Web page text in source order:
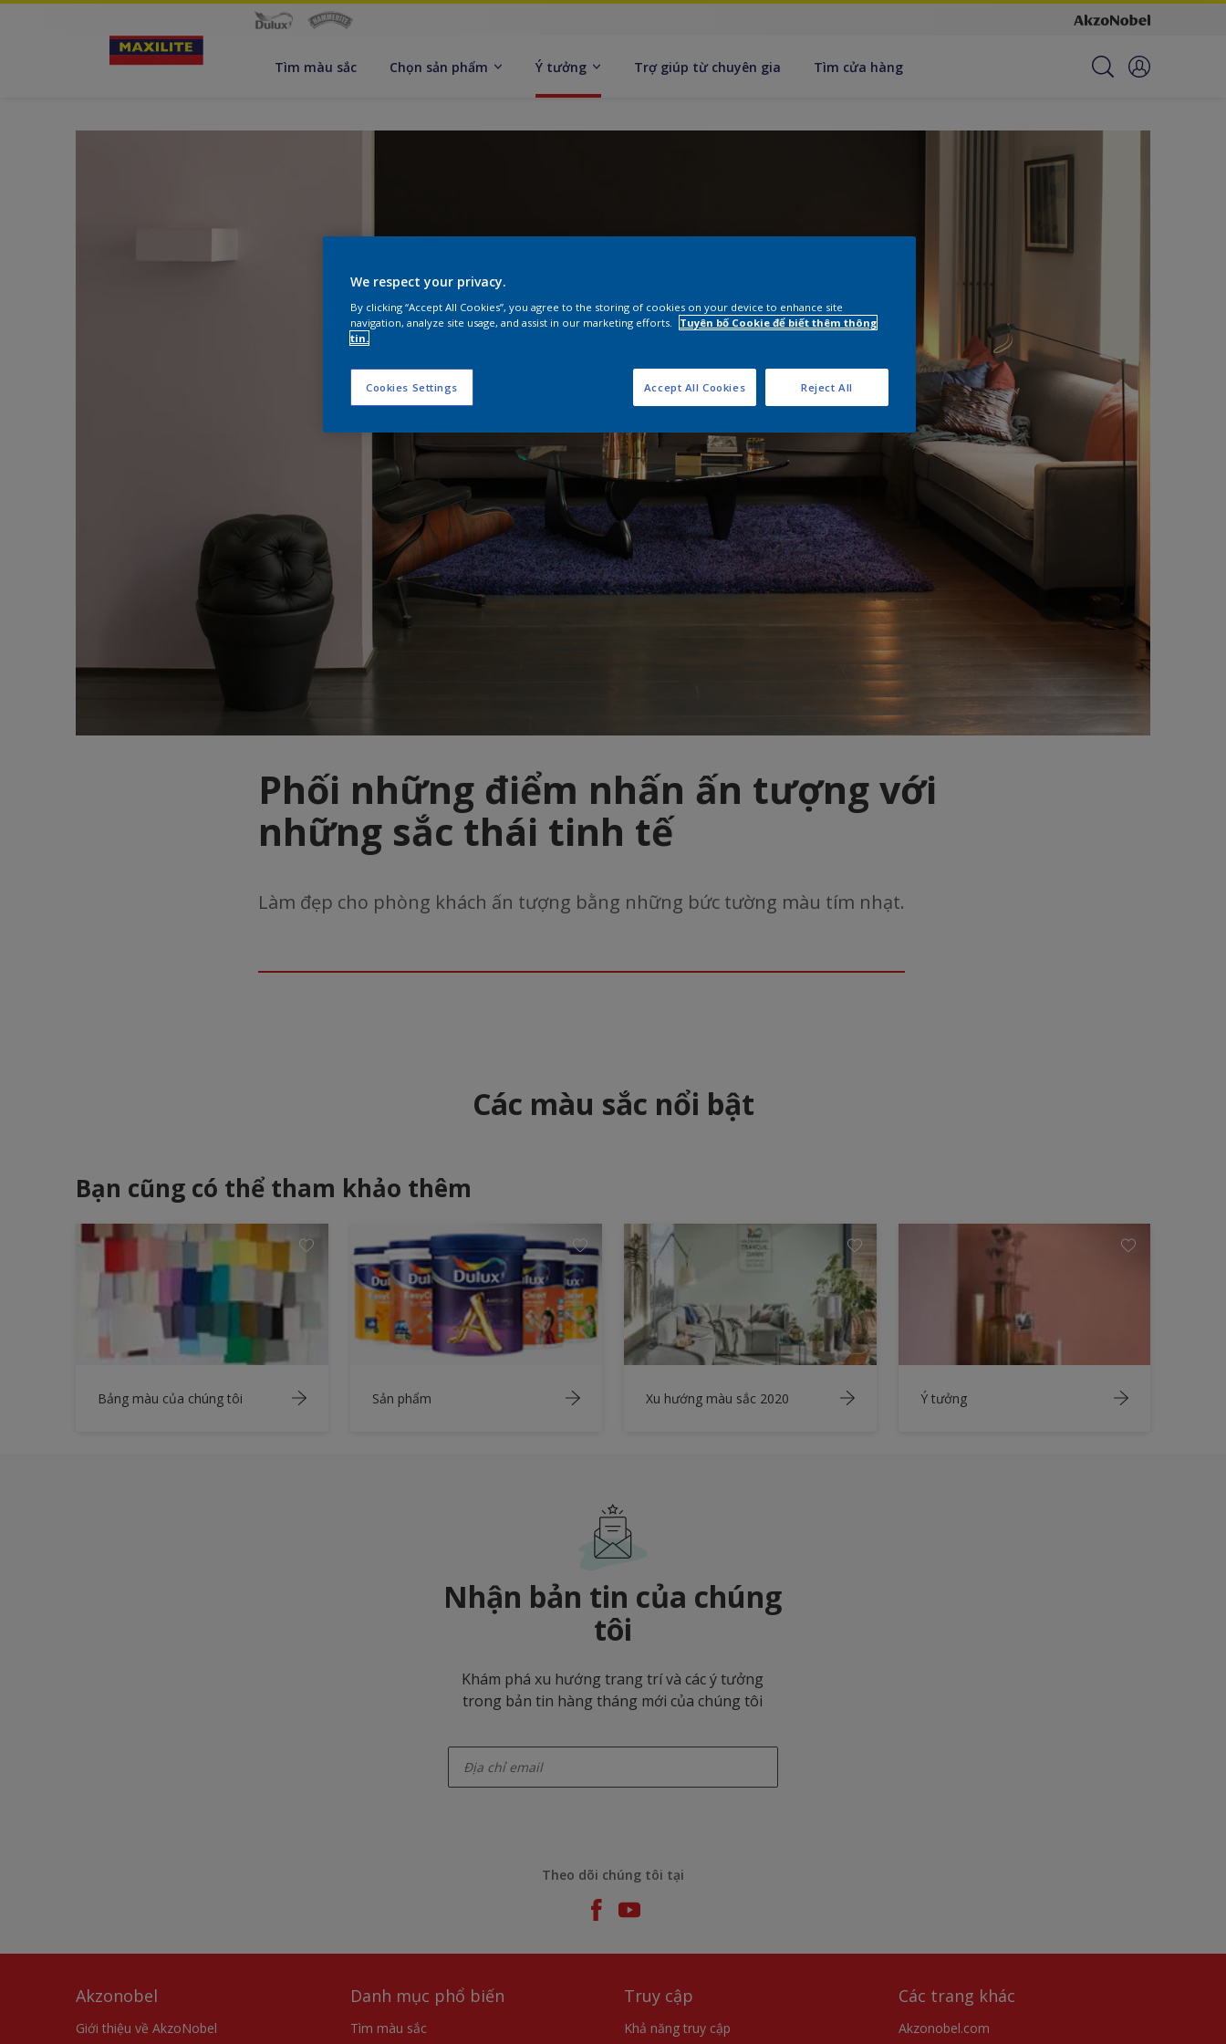
Tìm màu sắc Chọn sản phẩm Ý tưởng Trợ giúp từ chuyên gia Tìm cửa hàng
Phối những điểm nhấn ấn tượng với
những sắc thái tinh tế
Làm đẹp cho phòng khách ấn tượng bằng những bức tường màu tím nhạt.
Các màu sắc nổi bật
Bạn cũng có thể tham khảo thêm
Bảng màu của chúng tôi Sản phẩm Xu hướng màu sắc 2020 Ý tưởng
Nhận bản tin của chúng
tôi
Khám phá xu hướng trang trí và các ý tưởng
trong bản tin hàng tháng mới của chúng tôi
Theo dõi chúng tôi tại
Akzonobel
Giới thiệu về AkzoNobel
Danh mục phổ biến
Tìm màu sắc
Truy cập
Khả năng truy cập
Các trang khác
Akzonobel.com
We respect your privacy.
By clicking “Accept All Cookies”, you agree to the storing of cookies on your device to enhance site
navigation, analyze site usage, and assist in our marketing efforts.
Tuyên bố Cookie để biết thêm thông
tin.
Cookies Settings Reject All
Accept All Cookies